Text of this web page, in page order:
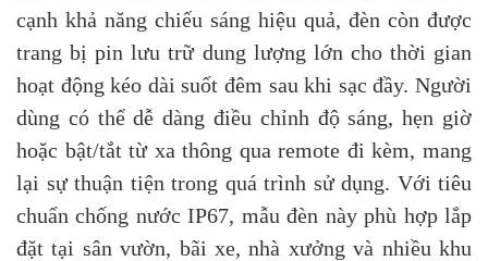
cạnh khả năng chiếu sáng hiệu quả, đèn còn được
trang bị pin lưu trữ dung lượng lớn cho thời gian
hoạt động kéo dài suốt đêm sau khi sạc đầy. Người
dùng có thể dễ dàng điều chỉnh độ sáng, hẹn giờ
hoặc bật/tắt từ xa thông qua remote đi kèm, mang
lại sự thuận tiện trong quá trình sử dụng. Với tiêu
chuẩn chống nước IP67, mẫu đèn này phù hợp lắp
đặt tại sân vườn, bãi xe, nhà xưởng và nhiều khu